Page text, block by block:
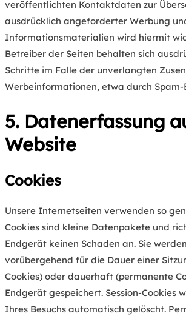
veröffentlichten Kontaktdaten zur
ausdrücklich angeforderter Werbung
Informationsmaterialien wird hiermit
Betreiber der Seiten behalten sich
Schritte im Falle der unverlangten
Werbeinformationen, etwa durch Spam-
5. Datenerfassung
Website
Cookies
Unsere Internetseiten verwenden so
Cookies sind kleine Datenpakete und
Endgerät keinen Schaden an. Sie
vorübergehend für die Dauer einer
Cookies) oder dauerhaft (permanente
Endgerät gespeichert. Session-Cookies
Ihres Besuchs automatisch gelöscht.